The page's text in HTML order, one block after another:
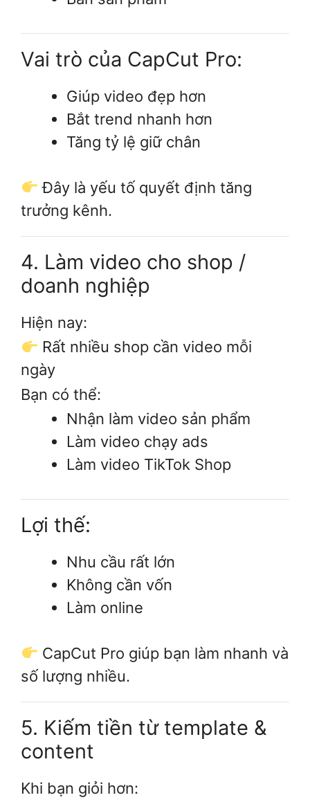
Vai trò của CapCut Pro:
Giúp video đẹp hơn
Bắt trend nhanh hơn
Tăng tỷ lệ giữ chân
Đây là yếu tố quyết định tăng
trưởng kênh.
4. Làm video cho shop /
doanh nghiệp
Hiện nay:
Rất nhiều shop cần video mỗi
ngày
Bạn có thể:
Nhận làm video sản phẩm
Làm video chạy ads
Làm video TikTok Shop
Lợi thế:
Nhu cầu rất lớn
Không cần vốn
Làm online
CapCut Pro giúp bạn làm nhanh và
số lượng nhiều.
5. Kiếm tiền từ template &
content
Khi bạn giỏi hơn: